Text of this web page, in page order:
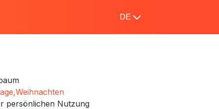
DE
Weihnachten
persönlichen Nutzung